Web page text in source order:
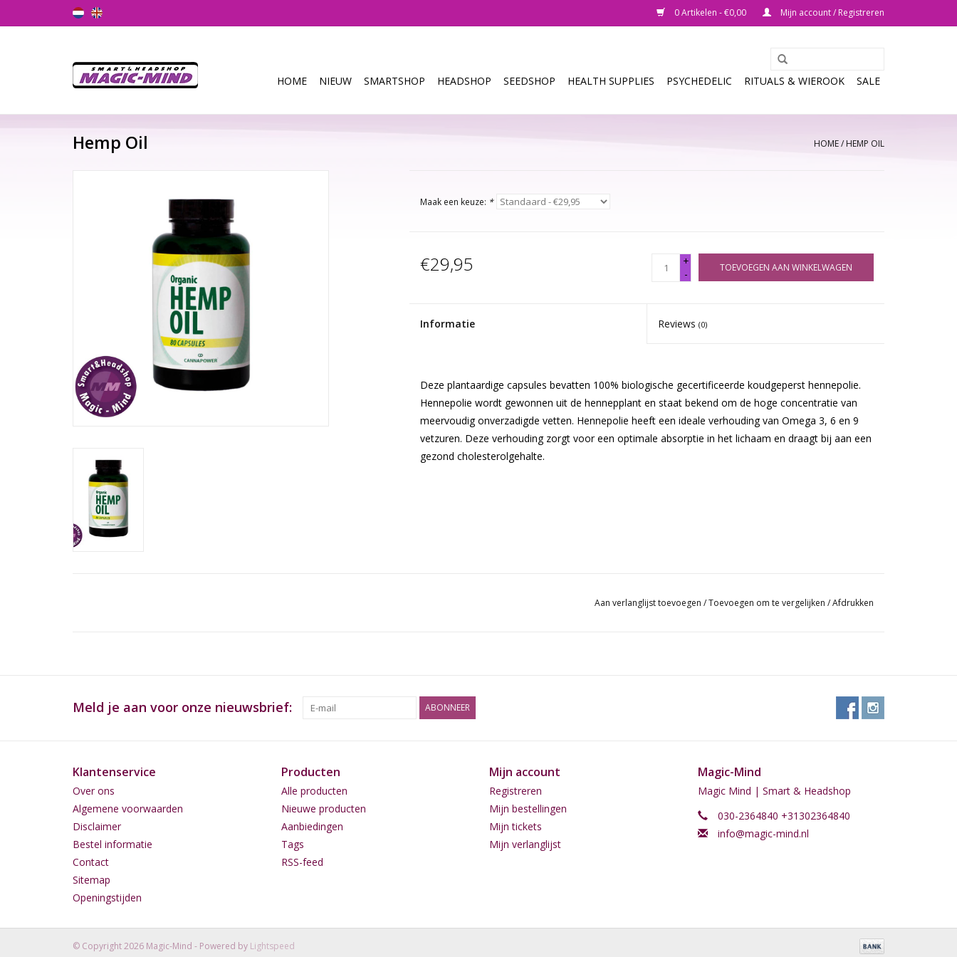
0 Artikelen - €0,00 Mijn account / Registreren
HOME NIEUW SMARTSHOP HEADSHOP SEEDSHOP HEALTH SUPPLIES PSYCHEDELIC RITUALS & WIEROOK SALE
Hemp Oil HOME/HEMP OIL
Maak een keuze: *
€29,95
+
-
TOEVOEGEN AAN WINKELWAGEN
Informatie Reviews(0)
Deze plantaardige capsules bevatten 100% biologische gecertificeerde koudgeperst hennepolie.
Hennepolie wordt gewonnen uit de hennepplant en staat bekend om de hoge concentratie van
meervoudig onverzadigde vetten. Hennepolie heeft een ideale verhouding van Omega 3, 6 en 9
vetzuren. Deze verhouding zorgt voor een optimale absorptie in het lichaam en draagt bij aan een
gezond cholesterolgehalte.
Aan verlanglijst toevoegen /Toevoegen om te vergelijken /Afdrukken
Meld je aan voor onze nieuwsbrief: ABONNEER
Klantenservice
Over ons
Algemene voorwaarden
Disclaimer
Bestel informatie
Contact
Sitemap
Openingstijden
Producten
Alle producten
Nieuwe producten
Aanbiedingen
Tags
RSS-feed
Mijn account
Registreren
Mijn bestellingen
Mijn tickets
Mijn verlanglijst
Magic-Mind
Magic Mind | Smart & Headshop
030-2364840 +31302364840
info@magic-mind.nl
© Copyright 2026 Magic-Mind - Powered by Lightspeed